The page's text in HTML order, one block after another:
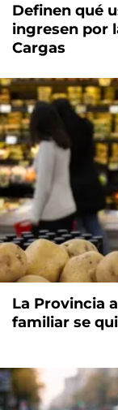
Definen qué
ingresen por
Cargas
La Provincia
familiar se